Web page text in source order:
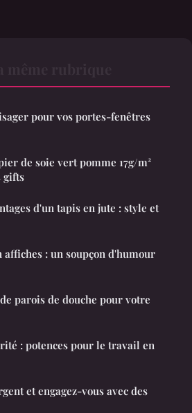
pour vos portes-fenêtres
de soie vert pomme 17g/m²
gifts
d'un tapis en jute : style et
affiches : un soupçon d'humour
parois de douche pour votre
: potences pour le travail en
et engagez-vous avec des